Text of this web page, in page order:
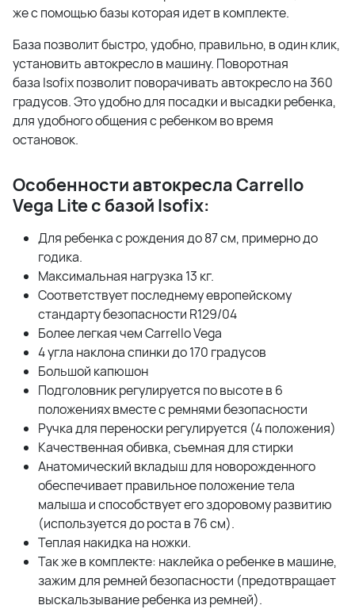
же с помощью базы которая идет в комплекте.
База позволит быстро, удобно, правильно, в один клик,
установить автокресло в машину. Поворотная
база Isofix позволит поворачивать автокресло на 360
градусов. Это удобно для посадки и высадки ребенка,
для удобного общения с ребенком во время
остановок.
Особенности автокресла Carrello
Vega Lite с базой Isofix:
Для ребенка с рождения до 87 см, примерно до
годика.
Максимальная нагрузка 13 кг.
Соответствует последнему европейскому
стандарту безопасности R129/04
Более легкая чем Carrello Vega
4 угла наклона спинки до 170 градусов
Большой капюшон
Подголовник регулируется по высоте в 6
положениях вместе с ремнями безопасности
Ручка для переноски регулируется (4 положения)
Качественная обивка, съемная для стирки
Анатомический вкладыш для новорожденного
обеспечивает правильное положение тела
малыша и способствует его здоровому развитию
(используется до роста в 76 см).
Теплая накидка на ножки.
Так же в комплекте: наклейка о ребенке в машине,
зажим для ремней безопасности (предотвращает
выскальзывание ребенка из ремней).